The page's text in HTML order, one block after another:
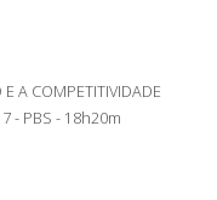
A COMPETITIVIDADE
- PBS - 18h20m